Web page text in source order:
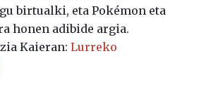
birtualki, eta Pokémon eta
honen adibide argia.
Kaieran: Lurreko